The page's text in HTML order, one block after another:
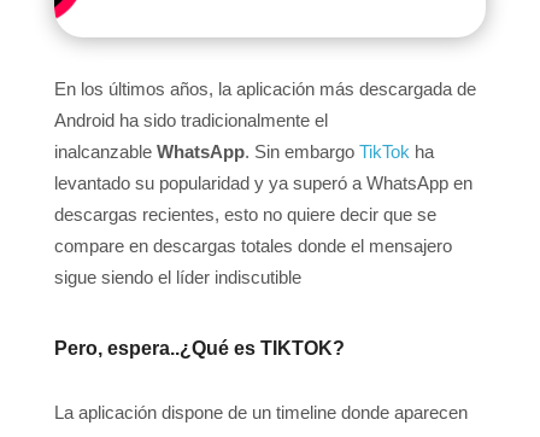
En los últimos años, la aplicación más descargada de
Android ha sido tradicionalmente el
inalcanzable WhatsApp. Sin embargo TikTok ha
levantado su popularidad y ya superó a WhatsApp en
descargas recientes, esto no quiere decir que se
compare en descargas totales donde el mensajero
sigue siendo el líder indiscutible
Pero, espera..¿Qué es TIKTOK?
La aplicación dispone de un timeline donde aparecen